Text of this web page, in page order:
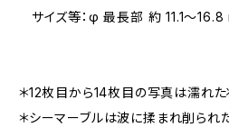
サイズ等：φ 最長部 約 11.1～16.8
＊12枚目から14枚目の写真は濡れた
＊シーマーブルは波に揉まれ削られ